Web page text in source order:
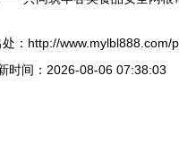
：http://www.mylbl888.com/
时间：2026-08-06 07:38:03